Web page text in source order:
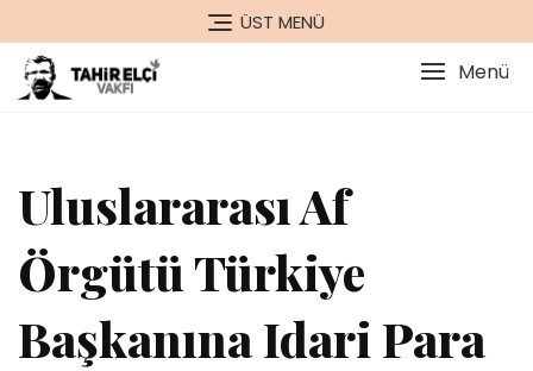
to
content
ÜST MENÜ
Menü
Uluslararası Af
Örgütü Türkiye
Başkanına Idari Para